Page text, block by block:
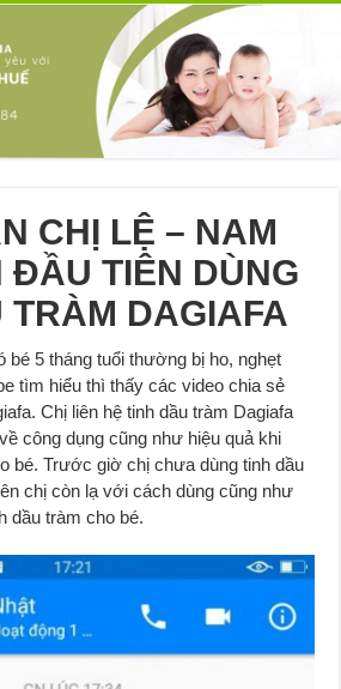
CHỊ LỆ – NAM
TIÊN DÙNG
TRÀM DAGIAFA
5 tháng tuổi thường bị ho, nghẹt
tìm hiểu thì thấy các video chia sẻ
Chị liên hệ tinh dầu tràm Dagiafa
công dụng cũng như hiệu quả khi
bé. Trước giờ chị chưa dùng tinh dầu
chị còn lạ với cách dùng cũng như
dầu tràm cho bé.